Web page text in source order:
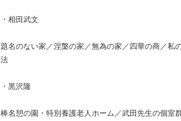
・相田武文
題名のない家／涅槃の家／無為の家／四華の商／私
法
・黒沢隆
棒名憩の園・特別養護老人ホーム／武田先生の個室